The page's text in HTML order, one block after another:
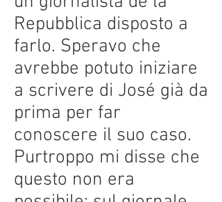
Repubblica disposto a
farlo. Speravo che
avrebbe potuto iniziare
a scrivere di José già da
prima per far
conoscere il suo caso.
Purtroppo mi disse che
questo non era